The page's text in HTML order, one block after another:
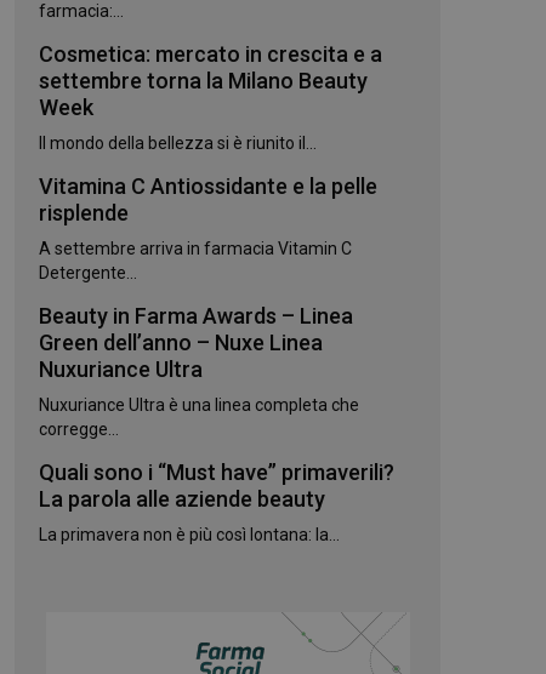
farmacia:...
Cosmetica: mercato in crescita e a
settembre torna la Milano Beauty
Week
Il mondo della bellezza si è riunito il...
Vitamina C Antiossidante e la pelle
risplende
A settembre arriva in farmacia Vitamin C
Detergente...
Beauty in Farma Awards – Linea
Green dell’anno – Nuxe Linea
Nuxuriance Ultra
Nuxuriance Ultra è una linea completa che
corregge...
Quali sono i “Must have” primaverili?
La parola alle aziende beauty
La primavera non è più così lontana: la...
sulle pagine
sul linguaggio
utilizzato per
Normalmente
il modo in cui
il sito, ma un
di accesso per un
Universal
del
da
per distinguere
in modo
È incluso in ogni
per calcolare i
per i rapporti di
Analytics per
Cookie-
consenso sui
banner dei